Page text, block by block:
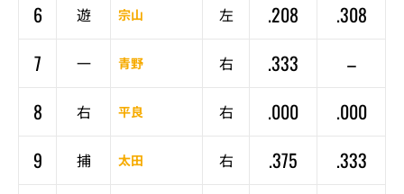
6
遊 宗山 左 .208
.308
7
一 青野 右 .333
–
8
右 平良 右 .000
.000
9
捕 太田 右 .375
.333